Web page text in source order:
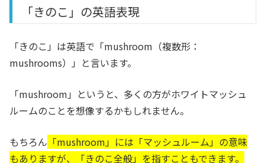
「きのこ」の英語表現
「きのこ」は英語で「mushroom（複数形：
mushrooms）」と言います。
「mushroom」というと、多くの方がホワイトマッシュ
ルームのことを想像するかもしれません。
もちろん 「mushroom」には「マッシュルーム」の意味
もありますが、「きのこ全般」を指すこともできます。